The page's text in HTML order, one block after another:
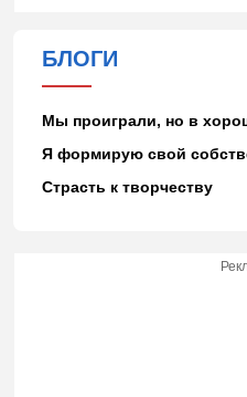
БЛОГИ
Мы проиграли, но в
Я формирую свой
Страсть к творчеству